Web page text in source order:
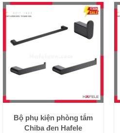
Bộ phụ kiện phòng tắm
Chiba đen Hafele